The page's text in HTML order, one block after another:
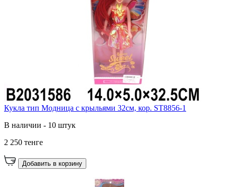
Кукла тип Модница с крыльями 32см, кор. ST8856-1
В наличии - 10 штук
2 250 тенге
Добавить в корзину